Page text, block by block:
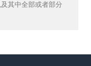
其中全部或者部分